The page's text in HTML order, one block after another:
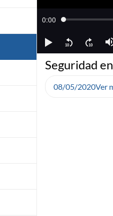
Seguridad
08/05/2020Ver